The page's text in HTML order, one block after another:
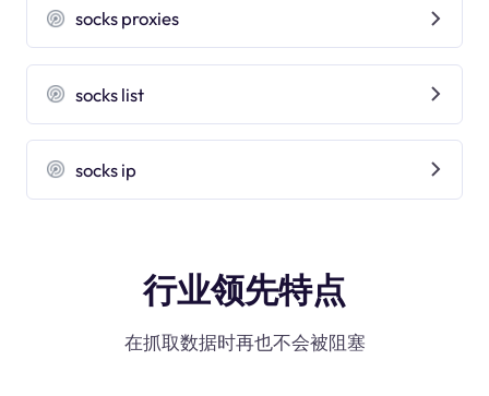
socks proxies
socks list
socks ip
行业领先特点
在抓取数据时再也不会被阻塞